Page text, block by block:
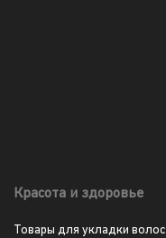
Красота и здоровье
Товары для укладки волос